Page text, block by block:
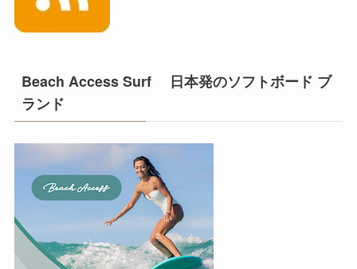
Beach Access Surf 日本発のソフトボード ブ
ランド